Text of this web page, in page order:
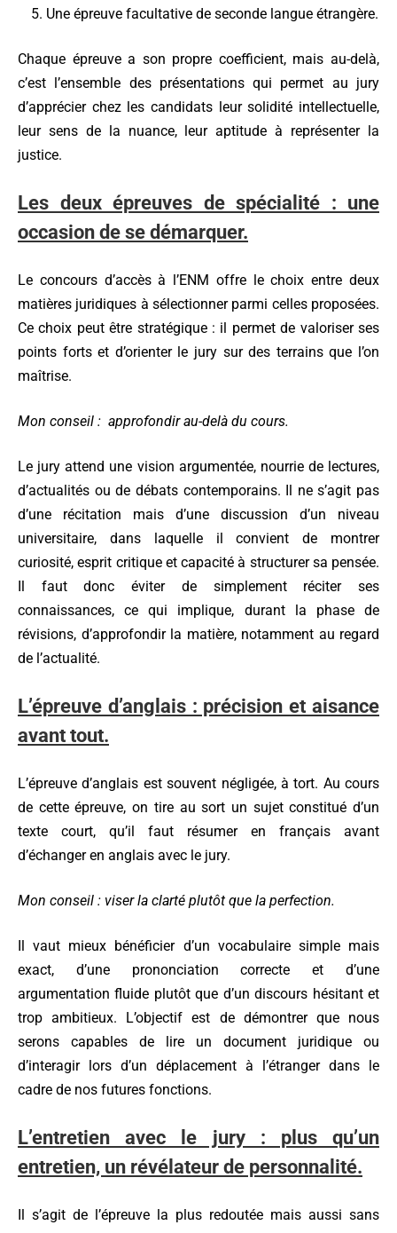
Une épreuve facultative de seconde langue étrangère.
Chaque épreuve a son propre coefficient, mais au-delà,
c’est l’ensemble des présentations qui permet au jury
d’apprécier chez les candidats leur solidité intellectuelle,
leur sens de la nuance, leur aptitude à représenter la
justice.
Les deux épreuves de spécialité : une
occasion de se démarquer.
Le concours d’accès à l’ENM offre le choix entre deux
matières juridiques à sélectionner parmi celles proposées.
Ce choix peut être stratégique : il permet de valoriser ses
points forts et d’orienter le jury sur des terrains que l’on
maîtrise.
Mon conseil : approfondir au-delà du cours.
Le jury attend une vision argumentée, nourrie de lectures,
d’actualités ou de débats contemporains. Il ne s’agit pas
d’une récitation mais d’une discussion d’un niveau
universitaire, dans laquelle il convient de montrer
curiosité, esprit critique et capacité à structurer sa pensée.
Il faut donc éviter de simplement réciter ses
connaissances, ce qui implique, durant la phase de
révisions, d’approfondir la matière, notamment au regard
de l’actualité.
L’épreuve d’anglais : précision et aisance
avant tout.
L’épreuve d’anglais est souvent négligée, à tort. Au cours
de cette épreuve, on tire au sort un sujet constitué d’un
texte court, qu’il faut résumer en français avant
d’échanger en anglais avec le jury.
Mon conseil : viser la clarté plutôt que la perfection.
Il vaut mieux bénéficier d’un vocabulaire simple mais
exact, d’une prononciation correcte et d’une
argumentation fluide plutôt que d’un discours hésitant et
trop ambitieux. L’objectif est de démontrer que nous
serons capables de lire un document juridique ou
d’interagir lors d’un déplacement à l’étranger dans le
cadre de nos futures fonctions.
L’entretien avec le jury : plus qu’un
entretien, un révélateur de personnalité.
Il s’agit de l’épreuve la plus redoutée mais aussi sans